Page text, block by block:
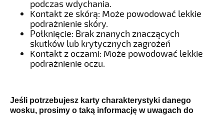
podczas wdychania.
Kontakt ze skórą: Może powodować lekkie
podrażnienie skóry.
Połknięcie: Brak znanych znaczących
skutków lub krytycznych zagrożeń
Kontakt z oczami: Może powodować lekkie
podrażnienie oczu.
Jeśli potrzebujesz karty charakterystyki danego
wosku, prosimy o taką informację w uwagach do